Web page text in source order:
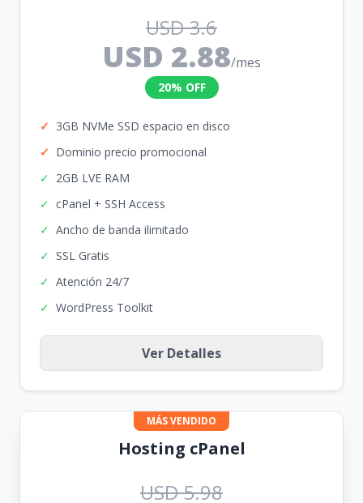
USD 3.6
USD 2.88/mes
20% OFF
✓ 3GB NVMe SSD espacio en disco
✓ Dominio precio promocional
✓ 2GB LVE RAM
✓ cPanel + SSH Access
✓ Ancho de banda ilimitado
✓ SSL Gratis
✓ Atención 24/7
✓ WordPress Toolkit
Ver Detalles
MÁS VENDIDO
Hosting cPanel
USD 5.98